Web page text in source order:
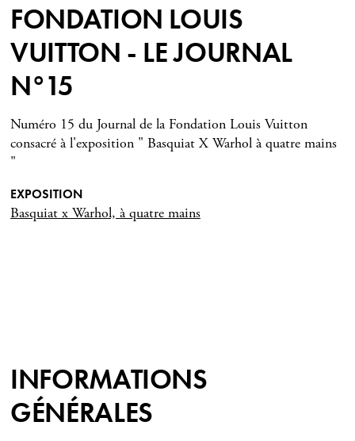
FONDATION LOUIS
VUITTON - LE JOURNAL
N°15
Numéro 15 du Journal de la Fondation Louis Vuitton
consacré à l'exposition " Basquiat X Warhol à quatre mains
"
EXPOSITION
Basquiat x Warhol, à quatre mains
INFORMATIONS
GÉNÉRALES